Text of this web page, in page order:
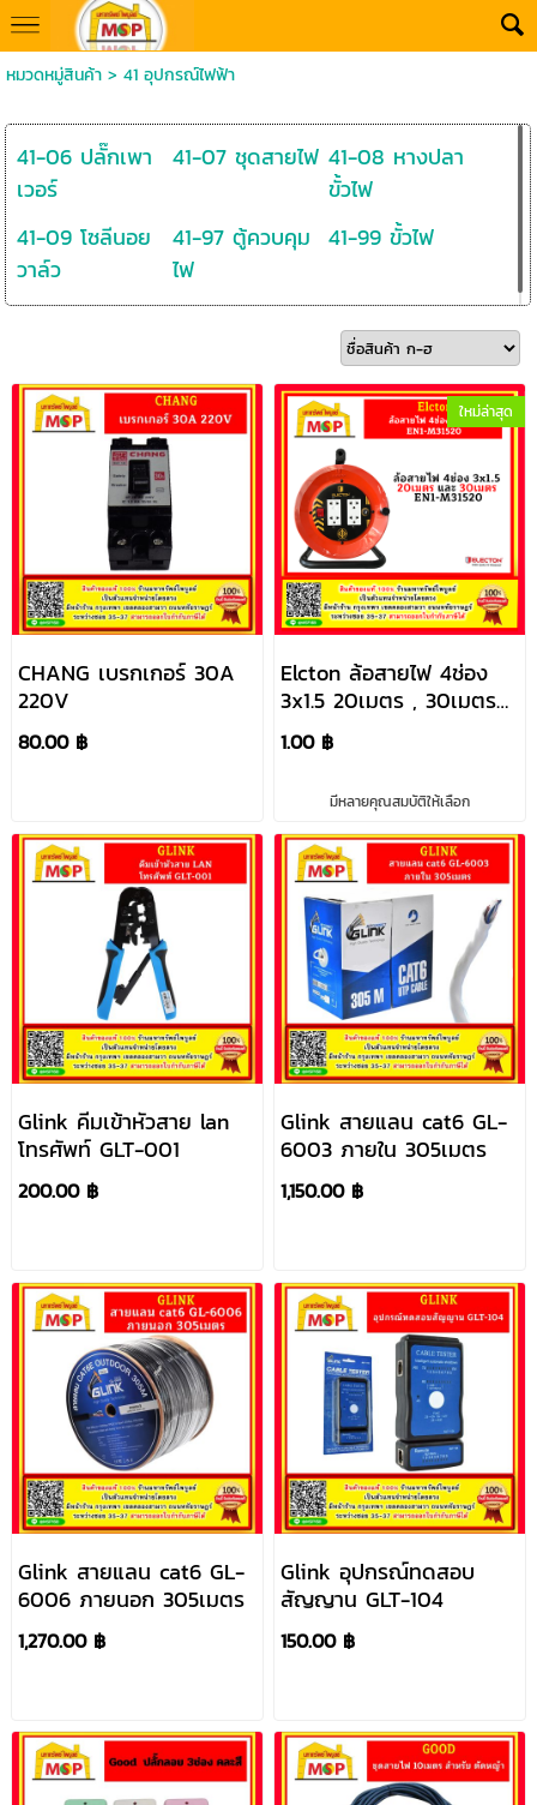
หมวดหมู่สินค้า> 41 อุปกรณ์ไฟฟ้า
41-06 ปลั๊กเพา
เวอร์
41-07 ชุดสายไฟ 41-08 หางปลา
ขั้วไฟ
41-09 โซลีนอย
วาล์ว
41-97 ตู้ควบคุม
ไฟ
41-99 ขั้วไฟ
CHANG เบรกเกอร์ 30A
220V
80.00 ฿
ใหม่ล่าสุด
Elcton ล้อสายไฟ 4ช่อง
3x1.5 20เมตร , 30เมตร
EN1-M31520
1.00 ฿
มีหลายคุณสมบัติให้เลือก
Glink คีมเข้าหัวสาย lan
โทรศัพท์ GLT-001
200.00 ฿
Glink สายแลน cat6 GL-
6003 ภายใน 305เมตร
1,150.00 ฿
Glink สายแลน cat6 GL-
6006 ภายนอก 305เมตร
1,270.00 ฿
Glink อุปกรณ์ทดสอบ
สัญญาน GLT-104
150.00 ฿